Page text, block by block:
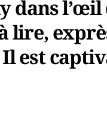
dans l’œil
lire,
est